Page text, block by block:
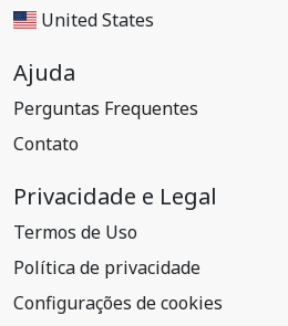
United States
Ajuda
Perguntas Frequentes
Contato
Privacidade e Legal
Termos de Uso
Política de privacidade
Configurações de cookies